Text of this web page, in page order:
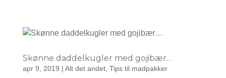
Skønne daddelkugler med gojibær…
apr 9, 2019 | Alt det andet, Tips til madpakker